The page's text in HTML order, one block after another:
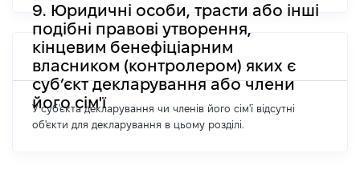
9. Юридичні особи, трасти або інші
подібні правові утворення,
кінцевим бенефіціарним
власником (контролером) яких є
суб’єкт декларування або члени
його сім'ї
У суб'єкта декларування чи членів його сім'ї відсутні
об'єкти для декларування в цьому розділі.